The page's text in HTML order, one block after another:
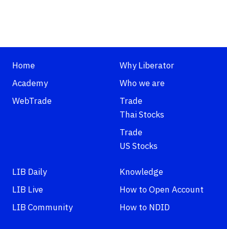
Home
Academy
WebTrade
Why Liberator
Who we are
Trade
Thai Stocks
Trade
US Stocks
LIB Daily
LIB Live
LIB Community
Knowledge
How to Open Account
How to NDID